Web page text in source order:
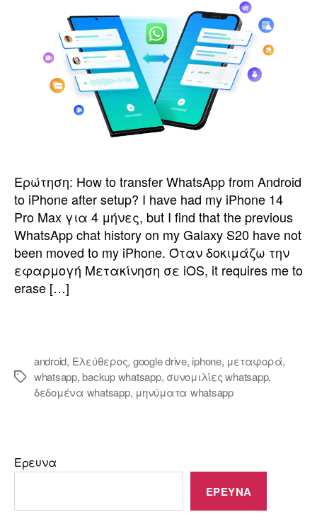
o
l
o
r
Ερώτηση: How to transfer WhatsApp from Android
to iPhone after setup? I have had my iPhone 14
Pro Max για 4 μήνες, but I find that the previous
WhatsApp chat history on my Galaxy S20 have not
been moved to my iPhone. Όταν δοκιμάζω την
εφαρμογή Μετακίνηση σε iOS, it requires me to
erase […]
android, Ελεύθερος, google drive, iphone, μεταφορά,
whatsapp,backup whatsapp, συνομιλίες whatsapp,
δεδομένα whatsapp, μηνύματα whatsapp
Ερευνα
ΕΡΕΥΝΑ